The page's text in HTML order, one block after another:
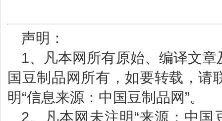
声明：
1、凡本网所有原始、编译文
国豆制品网所有，如要转载，请
明“信息来源：中国豆制品网”。
2、凡本网未注明“来源：中国